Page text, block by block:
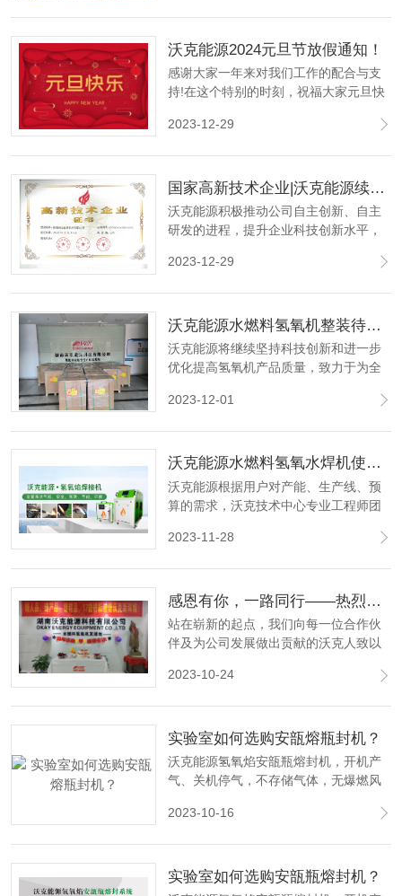
沃克能源2024元旦节放假通知！
感谢大家一年来对我们工作的配合与支
持!在这个特别的时刻，祝福大家元旦快
起回顾过去的一年，展望即将到来的新
2023-12-29
国家高新技术企业|沃克能源续获“高新技术企业”认定证书！
沃克能源积极推动公司自主创新、自主
研发的进程，提升企业科技创新水平，
业高质量、可持续发展！2017年获得国
2023-12-29
沃克能源水燃料氢氧机整装待发 25台氢氧机继续发往海外！
沃克能源将继续坚持科技创新和进一步
优化提高氢氧机产品质量，致力于为全
方案。
2023-12-01
沃克能源水燃料氢氧水焊机使用说明！
沃克能源根据用户对产能、生产线、预
算的需求，沃克技术中心专业工程师团
适合的、经济的一对一供气方案和集中
2023-11-28
感恩有你，一路同行——热烈庆祝沃克能源成立十七周年！
站在崭新的起点，我们向每一位合作伙
伴及为公司发展做出贡献的沃克人致以
蓝图正等待着我们继续描绘。
2023-10-24
实验室如何选购安瓿熔瓶封机？
沃克能源氢氧焰安瓿瓶熔封机，开机产
气、关机停气，不存储气体，无爆燃风
2023-10-16
实验室如何选购安瓿瓶熔封机？